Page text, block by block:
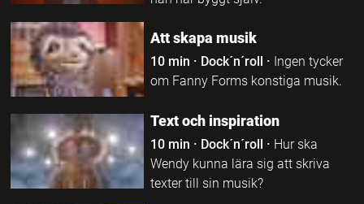
Att skapa musik
10 min · Dock´n´roll · Ingen tycker
om Fanny Forms konstiga musik.
Text och inspiration
10 min · Dock´n´roll · Hur ska
Wendy kunna lära sig att skriva
texter till sin musik?